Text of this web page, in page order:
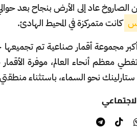
الصاروخ عاد إلى الأرض بنجاح بعد
كانت متمركزة في المحيط الهادئ.
أنحاء العالم، موفرة
نحو السماء، باستثناء